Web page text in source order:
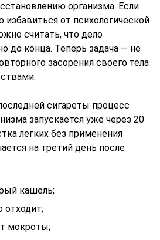
организма. Если
избавиться от психологической
считать, что дело
до конца. Теперь задача — не
засорения своего тела
сигареты процесс
запускается уже через 20
легких без применения
на третий день после
кашель;
отходит;
мокроты;